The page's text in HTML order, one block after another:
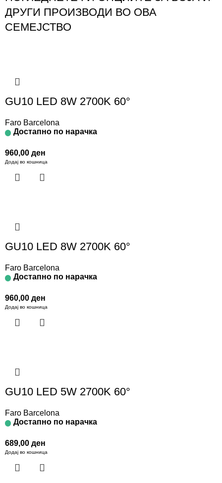
ДРУГИ ПРОИЗВОДИ ВО ОВА
СЕМЕЈСТВО
GU10 LED 8W 2700K 60°
Faro Barcelona
Достапно по нарачка
960,00 ден
Додај во кошница
GU10 LED 8W 2700K 60°
Faro Barcelona
Достапно по нарачка
960,00 ден
Додај во кошница
GU10 LED 5W 2700K 60°
Faro Barcelona
Достапно по нарачка
689,00 ден
Додај во кошница